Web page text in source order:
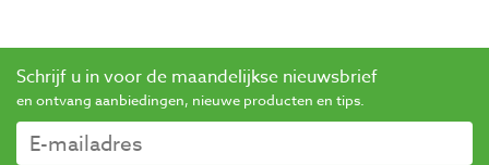
Schrijf u in voor de maandelijkse nieuwsbrief
en ontvang aanbiedingen, nieuwe producten en tips.